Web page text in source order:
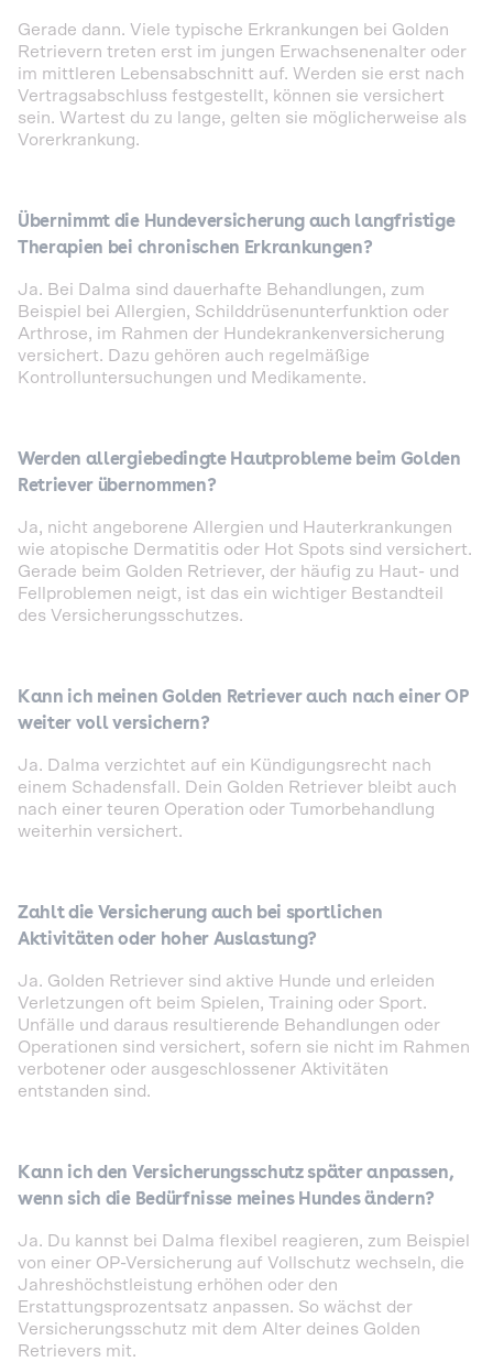
Gerade dann. Viele typische Erkrankungen bei Golden
Retrievern treten erst im jungen Erwachsenenalter oder
im mittleren Lebensabschnitt auf. Werden sie erst nach
Vertragsabschluss festgestellt, können sie versichert
sein. Wartest du zu lange, gelten sie möglicherweise als
Vorerkrankung.
Übernimmt die Hundeversicherung auch langfristige
Therapien bei chronischen Erkrankungen?
Ja. Bei Dalma sind dauerhafte Behandlungen, zum
Beispiel bei Allergien, Schilddrüsenunterfunktion oder
Arthrose, im Rahmen der Hundekrankenversicherung
versichert. Dazu gehören auch regelmäßige
Kontrolluntersuchungen und Medikamente.
Werden allergiebedingte Hautprobleme beim Golden
Retriever übernommen?
Ja, nicht angeborene Allergien und Hauterkrankungen
wie atopische Dermatitis oder Hot Spots sind versichert.
Gerade beim Golden Retriever, der häufig zu Haut- und
Fellproblemen neigt, ist das ein wichtiger Bestandteil
des Versicherungsschutzes.
Kann ich meinen Golden Retriever auch nach einer OP
weiter voll versichern?
Ja. Dalma verzichtet auf ein Kündigungsrecht nach
einem Schadensfall. Dein Golden Retriever bleibt auch
nach einer teuren Operation oder Tumorbehandlung
weiterhin versichert.
Zahlt die Versicherung auch bei sportlichen
Aktivitäten oder hoher Auslastung?
Ja. Golden Retriever sind aktive Hunde und erleiden
Verletzungen oft beim Spielen, Training oder Sport.
Unfälle und daraus resultierende Behandlungen oder
Operationen sind versichert, sofern sie nicht im Rahmen
verbotener oder ausgeschlossener Aktivitäten
entstanden sind.
Kann ich den Versicherungsschutz später anpassen,
wenn sich die Bedürfnisse meines Hundes ändern?
Ja. Du kannst bei Dalma flexibel reagieren, zum Beispiel
von einer OP-Versicherung auf Vollschutz wechseln, die
Jahreshöchstleistung erhöhen oder den
Erstattungsprozentsatz anpassen. So wächst der
Versicherungsschutz mit dem Alter deines Golden
Retrievers mit.